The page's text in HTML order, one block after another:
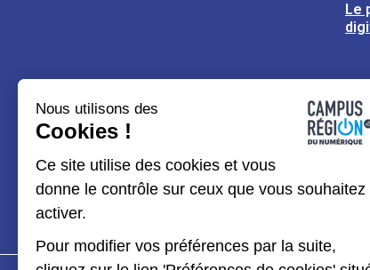
Le
Nous utilisons des
Cookies !
Ce site utilise des cookies et vous
donne le contrôle sur ceux que vous souhaitez
activer.
Pour modifier vos préférences par la suite,